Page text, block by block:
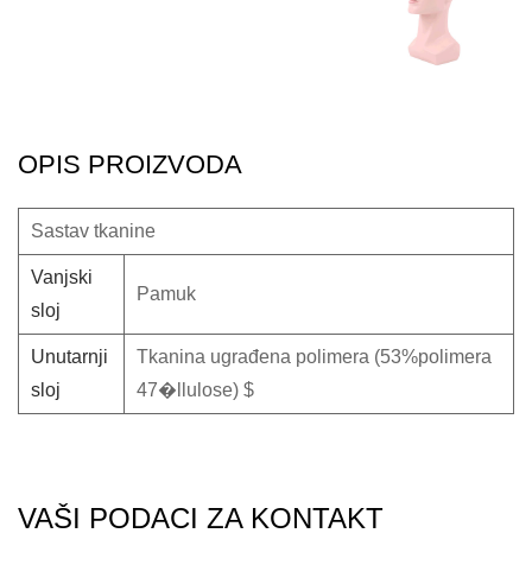
OPIS PROIZVODA
Sastav tkanine
Vanjski
sloj
Pamuk
Unutarnji
sloj
Tkanina ugrađena polimera (53%polimera
47�llulose) $
VAŠI PODACI ZA KONTAKT